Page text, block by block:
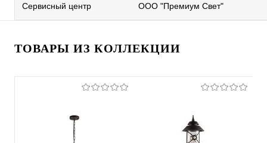
Сервисный центр ООО "Премиум Свет"
ТОВАРЫ ИЗ КОЛЛЕКЦИИ